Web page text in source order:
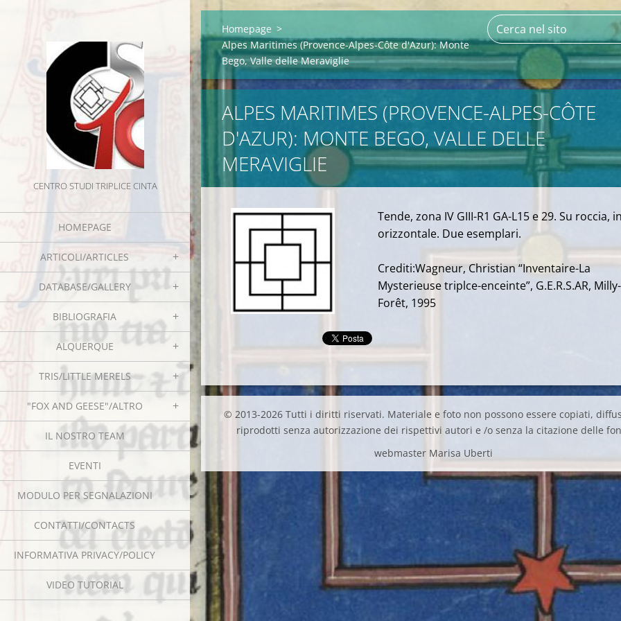
CENTRO STUDI TRIPLICE CINTA
HOMEPAGE
ARTICOLI/ARTICLES
DATABASE/GALLERY
BIBLIOGRAFIA
ALQUERQUE
TRIS/LITTLE MERELS
"FOX AND GEESE"/ALTRO
IL NOSTRO TEAM
EVENTI
MODULO PER SEGNALAZIONI
CONTATTI/CONTACTS
INFORMATIVA PRIVACY/POLICY
VIDEO TUTORIAL
Homepage >
Alpes Maritimes (Provence-Alpes-Côte d'Azur): Monte
Bego, Valle delle Meraviglie
ALPES MARITIMES (PROVENCE-ALPES-CÔTE
D'AZUR): MONTE BEGO, VALLE DELLE
MERAVIGLIE
Tende, zona IV GIII-R1 GA-L15 e 29. Su roccia,
orizzontale. Due esemplari.
Crediti:Wagneur, Christian “Inventaire-La
Mysterieuse triplce-enceinte”, G.E.R.S.AR,
Forêt, 1995
© 2013-2026 Tutti i diritti riservati. Materiale e foto non possono essere copiati,
riprodotti senza autorizzazione dei rispettivi autori e /o senza la citazione delle
webmaster Marisa Uberti